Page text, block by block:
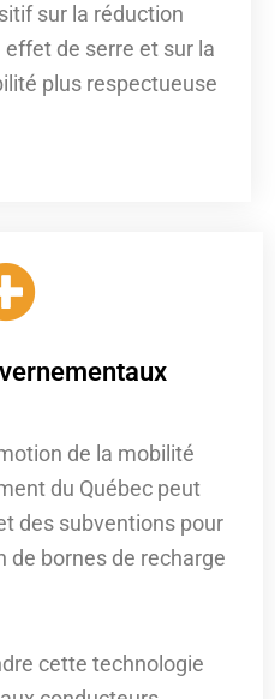
sur la réduction
de serre et sur la
plus respectueuse
de la mobilité
du Québec peut
des subventions pour
de bornes de recharge
cette technologie